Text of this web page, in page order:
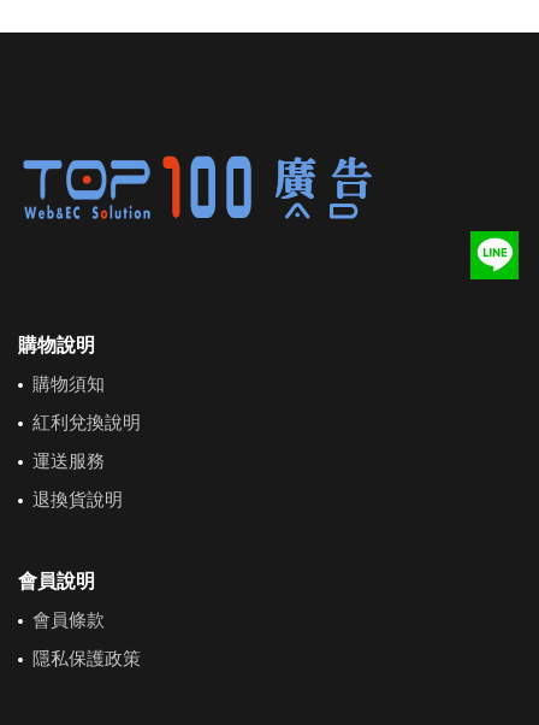
購物說明
購物須知
紅利兌換說明
運送服務
退換貨說明
會員說明
會員條款
隱私保護政策